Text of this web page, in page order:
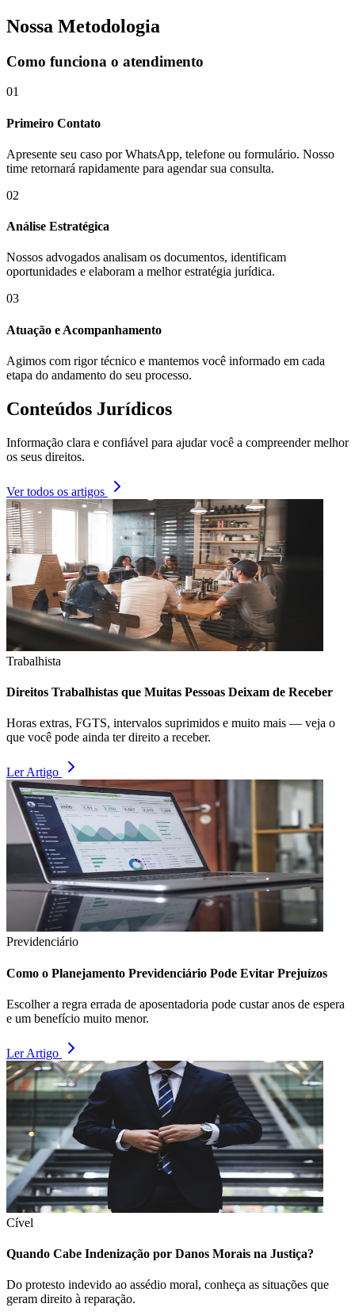
Nossa Metodologia
Como funciona o atendimento
01
Primeiro Contato
Apresente seu caso por WhatsApp, telefone ou formulário. Nosso
time retornará rapidamente para agendar sua consulta.
02
Análise Estratégica
Nossos advogados analisam os documentos, identificam
oportunidades e elaboram a melhor estratégia jurídica.
03
Atuação e Acompanhamento
Agimos com rigor técnico e mantemos você informado em cada
etapa do andamento do seu processo.
Conteúdos Jurídicos
Informação clara e confiável para ajudar você a compreender melhor
os seus direitos.
Ver todos os artigos
Trabalhista
Direitos Trabalhistas que Muitas Pessoas Deixam de Receber
Horas extras, FGTS, intervalos suprimidos e muito mais — veja o
que você pode ainda ter direito a receber.
Ler Artigo
Previdenciário
Como o Planejamento Previdenciário Pode Evitar Prejuízos
Escolher a regra errada de aposentadoria pode custar anos de espera
e um benefício muito menor.
Ler Artigo
Cível
Quando Cabe Indenização por Danos Morais na Justiça?
Do protesto indevido ao assédio moral, conheça as situações que
geram direito à reparação.